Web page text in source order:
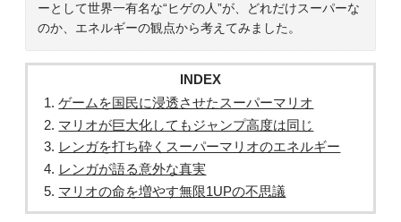
ーとして世界一有名な“ヒゲの人”が、どれだけスーパーな
のか、エネルギーの観点から考えてみました。
INDEX
ゲームを国民に浸透させたスーパーマリオ
マリオが巨大化してもジャンプ高度は同じ
レンガを打ち砕くスーパーマリオのエネルギー
レンガが語る意外な真実
マリオの命を増やす無限1UPの不思議